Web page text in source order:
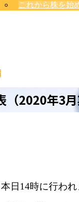
これから株を始
2020年3
日14時に行われ